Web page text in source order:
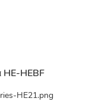
HE-HEBF